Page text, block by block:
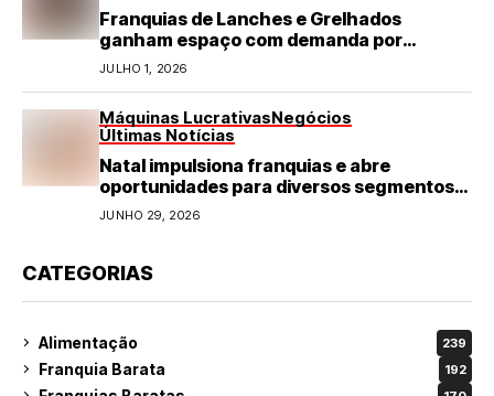
Franquias de Lanches e Grelhados
ganham espaço com demanda por
refeições rápidas e de qualidade
JULHO 1, 2026
Máquinas LucrativasNegócios
Últimas Notícias
Natal impulsiona franquias e abre
oportunidades para diversos segmentos
do varejo
JUNHO 29, 2026
CATEGORIAS
Alimentação 239
Franquia Barata 192